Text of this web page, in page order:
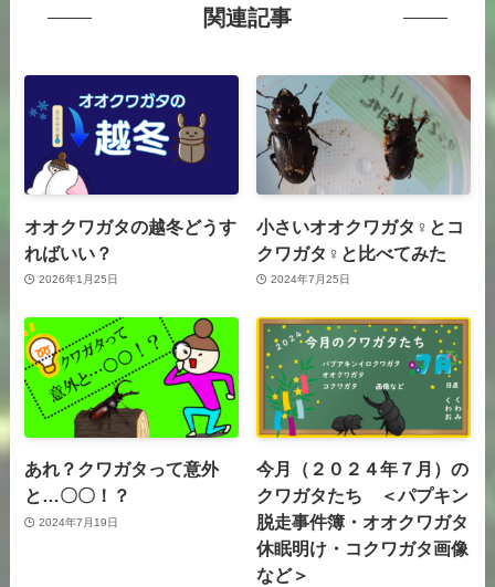
関連記事
オオクワガタの越冬どうす
ればいい？
2026年1月25日
小さいオオクワガタ♀とコ
クワガタ♀と比べてみた
2024年7月25日
あれ？クワガタって意外
と…〇〇！？
2024年7月19日
今月（２０２４年７月）の
クワガタたち ＜パプキン
脱走事件簿・オオクワガタ
休眠明け・コクワガタ画像
など＞